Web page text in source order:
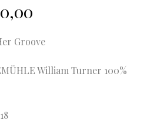
Groove
William Turner 100%